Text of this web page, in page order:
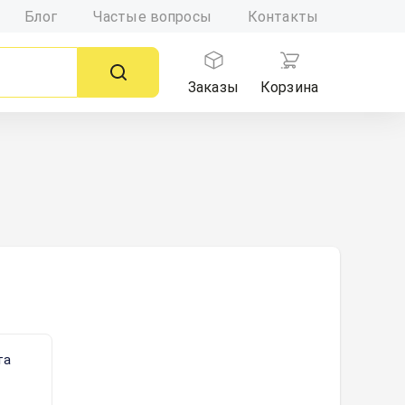
Блог Частые вопросы Контакты
Заказы
Корзина